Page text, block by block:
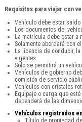
Requisitos para viajar con
Vehículo debe estar saldo
Los documentos del
La matrícula debe estar a
Solamente abordará con
La licencia de conducir,
vigentes.
Solo se permitirá un
Vehículos de gobierno
comisión de servicio
Vehículos con cristales
Equipaje o carga que
dependerá de las
Vehículos registrados
Título de propiedad